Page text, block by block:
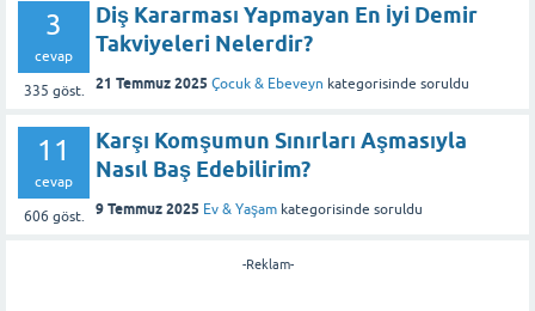
3
cevap
335 göst.
Diş Kararması Yapmayan En İyi Demir
Takviyeleri Nelerdir?
21 Temmuz 2025 Çocuk & Ebeveyn kategorisinde soruldu
11
cevap
606 göst.
Karşı Komşumun Sınırları Aşmasıyla
Nasıl Baş Edebilirim?
9 Temmuz 2025 Ev & Yaşam kategorisinde soruldu
-Reklam-